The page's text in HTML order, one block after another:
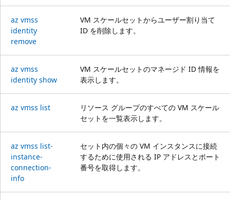
az vmss
identity
remove
VM スケールセットからユーザー割り当て
ID を削除します。
az vmss
identity show
VM スケールセットのマネージド ID 情報を
表示します。
az vmss list
リソース グループのすべての VM スケール
セットを一覧表示します。
az vmss list-
instance-
connection-
info
セット内の個々の VM インスタンスに接続
するために使用される IP アドレスとポート
番号を取得します。